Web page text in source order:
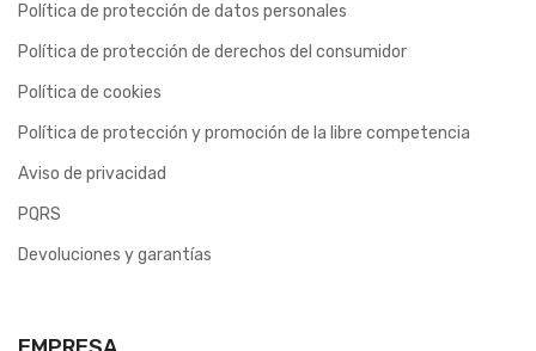
Política de protección de datos personales
Política de protección de derechos del consumidor
Política de cookies
Política de protección y promoción de la libre competencia
Aviso de privacidad
PQRS
Devoluciones y garantías